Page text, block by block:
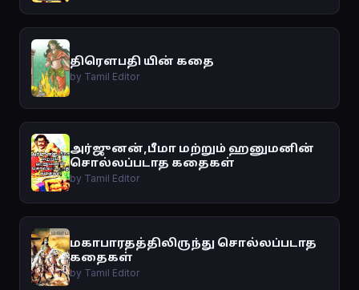
திரௌபதி யின் கதை
by Tamil Editor
அர்ஜுனன்,பீமா மற்றும் ஹனுமனின்
சொல்லப்படாத கதைகள்
by Tamil Editor
மகாபாரதத்திலிருந்து சொல்லப்படாத
கதைகள்
by Tamil Editor